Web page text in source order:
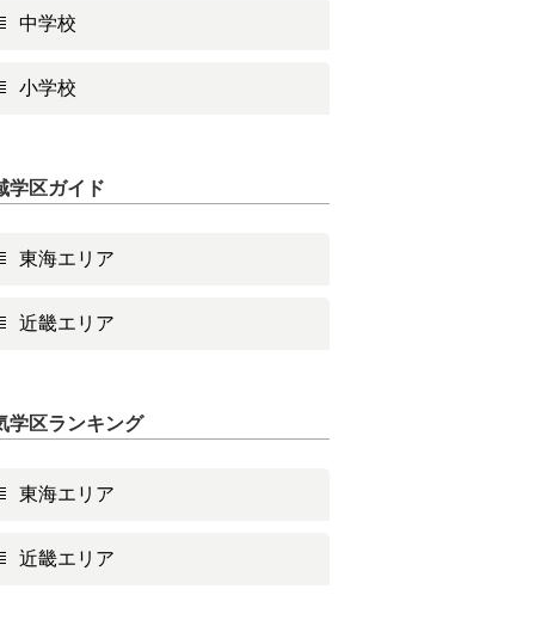
中学校
小学校
学区ガイド
東海エリア
近畿エリア
学区ランキング
東海エリア
近畿エリア